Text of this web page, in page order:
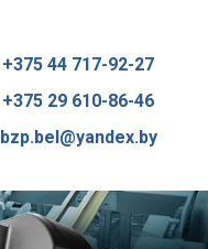
+375 44 717-92-27
+375 29 610-86-46
bzp.bel@yandex.by